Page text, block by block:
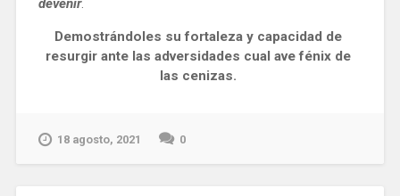
devenir.
Demostrándoles su fortaleza y capacidad de
resurgir ante las adversidades cual ave fénix de
las cenizas.
18 agosto, 2021 0